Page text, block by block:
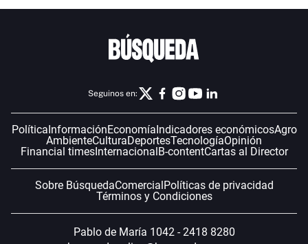
Seguinos en:
PolíticaInformaciónEconomíaIndicadores económicosAgro
AmbienteCulturaDeportesTecnologíaOpinión
Financial timesInternacionalB-contentCartas al Director
Sobre BúsquedaComercialPolíticas de privacidad
Términos y Condiciones
Pablo de María 1042 - 2418 8280